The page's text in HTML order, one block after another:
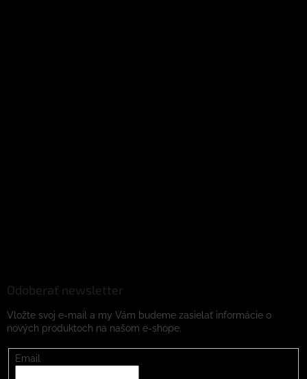
Odoberať newsletter
Vložte svoj e-mail a my Vám budeme zasielať informácie o
nových produktoch na našom e-shope.
Email